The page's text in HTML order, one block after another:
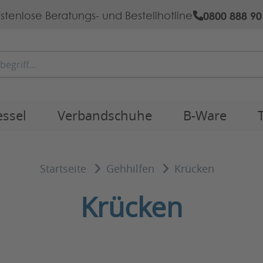
Beratungs- und Bestellhotline 0800 888
Verbandschuhe B-Ware
Startseite Gehhilfen Krücken
Krücken